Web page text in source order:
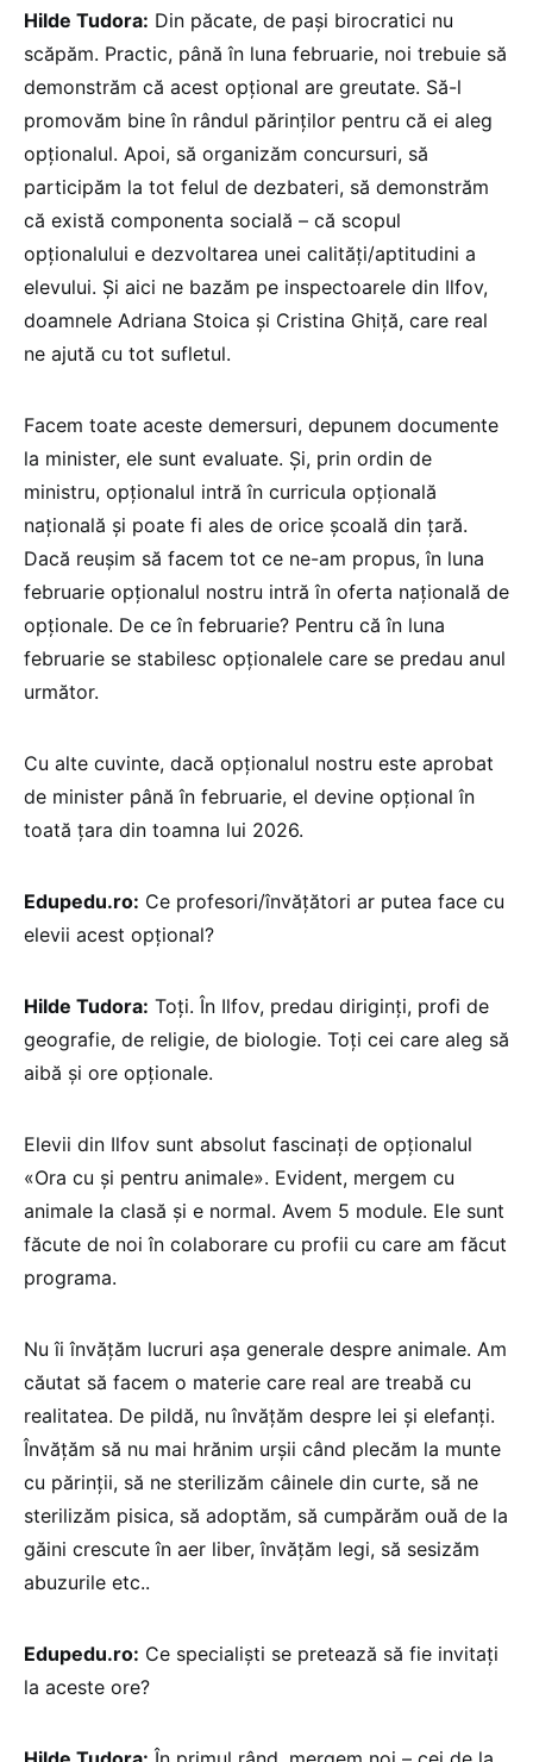
Hilde Tudora: Din păcate, de pași birocratici nu
scăpăm. Practic, până în luna februarie, noi trebuie să
demonstrăm că acest opțional are greutate. Să-l
promovăm bine în rândul părinților pentru că ei aleg
opționalul. Apoi, să organizăm concursuri, să
participăm la tot felul de dezbateri, să demonstrăm
că există componenta socială – că scopul
opționalului e dezvoltarea unei calități/aptitudini a
elevului. Și aici ne bazăm pe inspectoarele din Ilfov,
doamnele Adriana Stoica și Cristina Ghiță, care real
ne ajută cu tot sufletul.
Facem toate aceste demersuri, depunem documente
la minister, ele sunt evaluate. Și, prin ordin de
ministru, opționalul intră în curricula opțională
națională și poate fi ales de orice școală din țară.
Dacă reușim să facem tot ce ne-am propus, în luna
februarie opționalul nostru intră în oferta națională de
opționale. De ce în februarie? Pentru că în luna
februarie se stabilesc opționalele care se predau anul
următor.
Cu alte cuvinte, dacă opționalul nostru este aprobat
de minister până în februarie, el devine opțional în
toată țara din toamna lui 2026.
Edupedu.ro: Ce profesori/învățători ar putea face cu
elevii acest opțional?
Hilde Tudora: Toți. În Ilfov, predau diriginți, profi de
geografie, de religie, de biologie. Toți cei care aleg să
aibă și ore opționale.
Elevii din Ilfov sunt absolut fascinați de opționalul
«Ora cu și pentru animale». Evident, mergem cu
animale la clasă și e normal. Avem 5 module. Ele sunt
făcute de noi în colaborare cu profii cu care am făcut
programa.
Nu îi învățăm lucruri așa generale despre animale. Am
căutat să facem o materie care real are treabă cu
realitatea. De pildă, nu învățăm despre lei și elefanți.
Învățăm să nu mai hrănim urșii când plecăm la munte
cu părinții, să ne sterilizăm câinele din curte, să ne
sterilizăm pisica, să adoptăm, să cumpărăm ouă de la
găini crescute în aer liber, învățăm legi, să sesizăm
abuzurile etc..
Edupedu.ro: Ce specialiști se pretează să fie invitați
la aceste ore?